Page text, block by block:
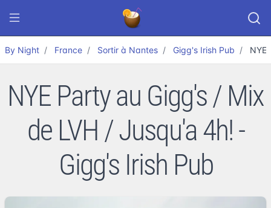
By Night France Sortir à Nantes Gigg's Irish Pub NYE
NYE Party au Gigg's / Mix
de LVH / Jusqu'a 4h! -
Gigg's Irish Pub